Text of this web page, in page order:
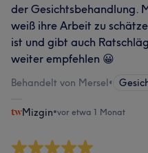
der Gesichtsbehandlung.
weiß ihre Arbeit zu
ist und gibt auch
weiter empfehlen 😀
Behandelt von Mersel•
Mizgin•vor etwa 1 Monat